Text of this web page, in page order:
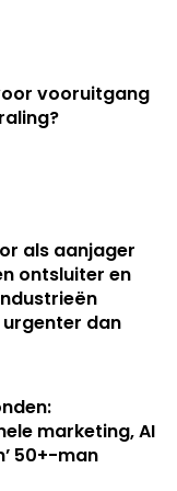
vooruitgang
als aanjager
ontsluiter en
dan
marketing, AI
50+-man